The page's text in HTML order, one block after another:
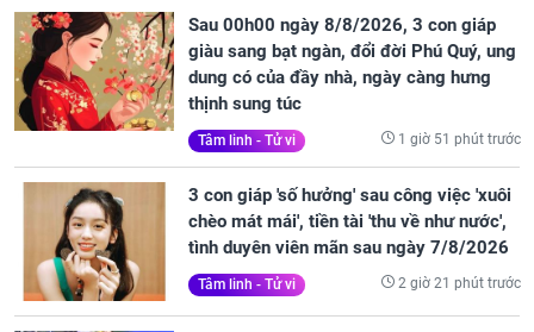
Sau 00h00 ngày 8/8/2026, 3 con giáp
giàu sang bạt ngàn, đổi đời Phú Quý, ung
dung có của đầy nhà, ngày càng hưng
thịnh sung túc
Tâm linh - Tử vi 1 giờ 51 phút trước
3 con giáp 'số hưởng' sau công việc 'xuôi
chèo mát mái', tiền tài 'thu về như nước',
tình duyên viên mãn sau ngày 7/8/2026
Tâm linh - Tử vi 2 giờ 21 phút trước